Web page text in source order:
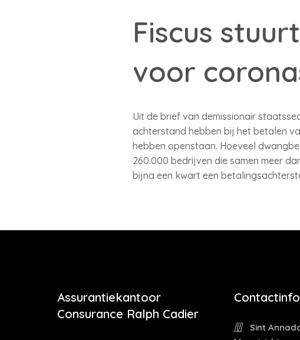
Fiscus
voor
Uit de brief van demissionair
achterstand hebben bij het betalen
hebben openstaan. Hoeveel
260.000 bedrijven die samen meer
bijna een kwart een
Assurantiekantoor
Consurance Ralph Cadier
Sint